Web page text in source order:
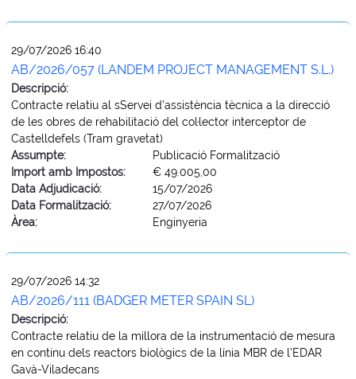
29/07/2026 16:40
AB/2026/057 (LANDEM PROJECT MANAGEMENT S.L.)
Descripció:
Contracte relatiu al sServei d’assistència tècnica a la direcció
de les obres de rehabilitació del col·lector interceptor de
Castelldefels (Tram gravetat)
Assumpte:
Publicació Formalització
Import amb Impostos:
€ 49.005,00
Data Adjudicació:
15/07/2026
Data Formalització:
27/07/2026
Àrea:
Enginyeria
29/07/2026 14:32
AB/2026/111 (BADGER METER SPAIN SL)
Descripció:
Contracte relatiu de la millora de la instrumentació de mesura
en continu dels reactors biològics de la línia MBR de l’EDAR
Gavà-Viladecans